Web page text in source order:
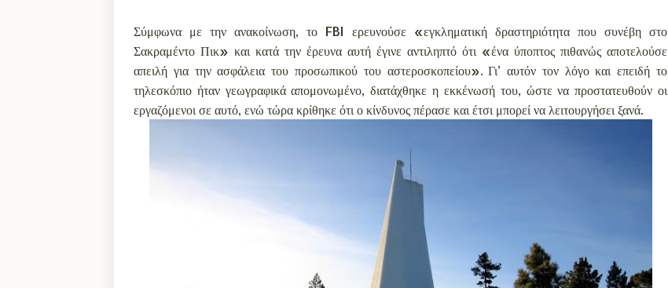
Σύμφωνα με την ανακοίνωση, το FBI ερευνούσε «εγκληματική δραστηριότητα που συνέβη στο
Σακραμέντο Πικ» και κατά την έρευνα αυτή έγινε αντιληπτό ότι «ένα ύποπτος πιθανώς αποτελούσε
απειλή για την ασφάλεια του προσωπικού του αστεροσκοπείου». Γι’ αυτόν τον λόγο και επειδή το
τηλεσκόπιο ήταν γεωγραφικά απομονωμένο, διατάχθηκε η εκκένωσή του, ώστε να προστατευθούν οι
εργαζόμενοι σε αυτό, ενώ τώρα κρίθηκε ότι ο κίνδυνος πέρασε και έτσι μπορεί να λειτουργήσει ξανά.